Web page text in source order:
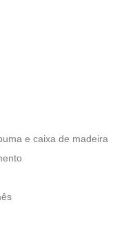
e caixa de madeira